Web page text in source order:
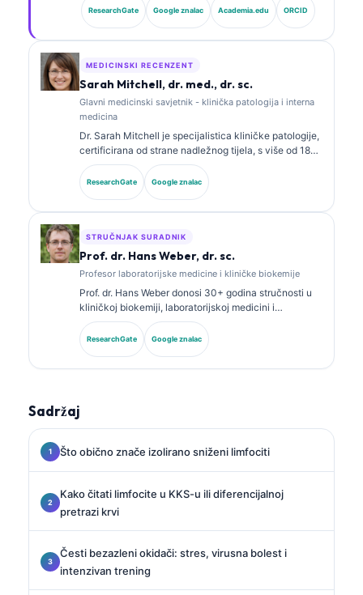
analizi uz pomoć AI-ja. Kao glavni liječnik (Chief
Medical Officer) u Kantesti AI, pruža klinički nadzor
tumačenju biomarkera i laboratorijskoj dijagnostici na
temu laboratorijske medicine.
ResearchGate Google znalac Academia.edu ORCID
MEDICINSKI RECENZENT
Sarah Mitchell, dr. med., dr. sc.
Glavni medicinski savjetnik - klinička patologija i interna
medicina
Dr. Sarah Mitchell je specijalistica kliničke patologije,
certificirana od strane nadležnog tijela, s više od 18
godina iskustva u laboratorijskoj medicini i
dijagnostičkoj analizi. Ima specijalističke certifikate iz
kliničke kemije te je opsežno objavljivala o panelima
ResearchGate Google znalac
STRUČNJAK SURADNIK
Prof. dr. Hans Weber, dr. sc.
Profesor laboratorijske medicine i kliničke biokemije
Prof. dr. Hans Weber donosi 30+ godina stručnosti u
kliničkoj biokemiji, laboratorijskoj medicini i
istraživanju biomarkera. Bivši predsjednik Njemačkog
društva za kliničku kemiju, specijalizirao se za
analizu dijagnostičkih panela, standardizaciju
ResearchGate Google znalac
Sadržaj
Što obično znače izolirano sniženi limfociti
Kako čitati limfocite u KKS-u ili diferencijalnoj
pretrazi krvi
Česti bezazleni okidači: stres, virusna bolest i
intenzivan trening